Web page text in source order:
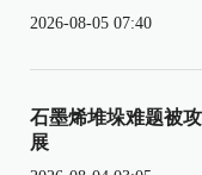
2026-08-05 07:40
石墨烯堆垛难题被
展